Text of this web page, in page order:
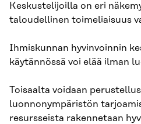
Keskustelijoilla on eri
taloudellinen toimeliaisuus
Ihmiskunnan hyvinvoinnin
käytännössä voi elää ilman
Toisaalta voidaan
luonnonympäristön
resursseista rakennetaan